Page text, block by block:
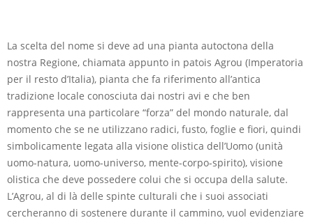
La scelta del nome si deve ad una pianta autoctona della
nostra Regione, chiamata appunto in patois Agrou (Imperatoria
per il resto d’Italia), pianta che fa riferimento all’antica
tradizione locale conosciuta dai nostri avi e che ben
rappresenta una particolare “forza” del mondo naturale, dal
momento che se ne utilizzano radici, fusto, foglie e fiori, quindi
simbolicamente legata alla visione olistica dell’Uomo (unità
uomo-natura, uomo-universo, mente-corpo-spirito), visione
olistica che deve possedere colui che si occupa della salute.
L’Agrou, al di là delle spinte culturali che i suoi associati
cercheranno di sostenere durante il cammino, vuol evidenziare